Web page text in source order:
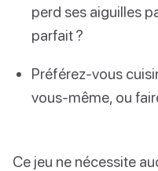
perd ses aiguilles
parfait ?
Préférez-vous
vous-même, ou
Ce jeu ne nécessite